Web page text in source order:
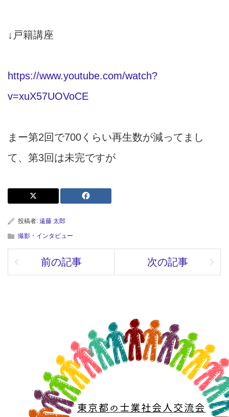
↓戸籍講座
https://www.youtube.com/watch?
v=xuX57UOVoCE
まー第2回で700くらい再生数が減ってまし
て、第3回は未完ですが
投稿者: 遠藤 太郎
撮影・インタビュー
前の記事 次の記事